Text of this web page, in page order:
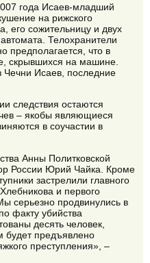
года Исаев-младший
на рижского
его сожительницу и двух
Телохранители
предполагается, что в
скрывшихся на машине.
Исаев, последние
следствия остаются
– якобы являющиеся
в соучастии в
Анны Политковской
России Юрий Чайка. Кроме
застрелили главного
и первого
серьезно продвинулись в
факту убийства
десять человек,
будет предъявлено
преступления», –